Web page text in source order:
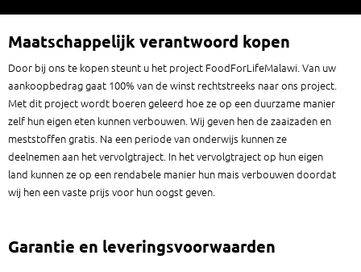
Maatschappelijk verantwoord kopen
Door bij ons te kopen steunt u het project FoodForLifeMalawi. Van uw
aankoopbedrag gaat 100% van de winst rechtstreeks naar ons project.
Met dit project wordt boeren geleerd hoe ze op een duurzame manier
zelf hun eigen eten kunnen verbouwen. Wij geven hen de zaaizaden en
meststoffen gratis. Na een periode van onderwijs kunnen ze
deelnemen aan het vervolgtraject. In het vervolgtraject op hun eigen
land kunnen ze op een rendabele manier hun mais verbouwen doordat
wij hen een vaste prijs voor hun oogst geven.
Garantie en leveringsvoorwaarden